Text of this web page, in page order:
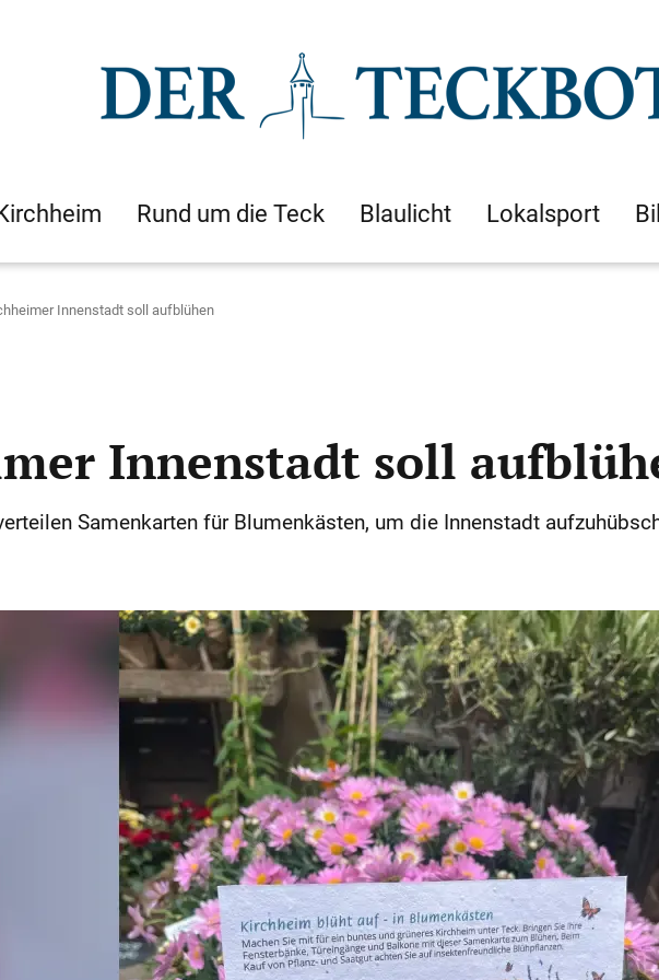
Rund um die Teck Blaulicht Lokalsport
Innenstadt soll aufblühen
Innenstadt soll
Samenkarten für Blumenkästen, um die Innenstadt